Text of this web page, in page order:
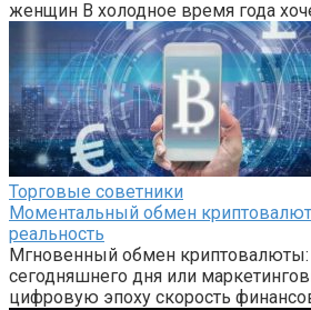
женщин В холодное время года
Торговые советники
Моментальный обмен
реальность
Мгновенный обмен криптовалюты:
сегодняшнего дня или
цифровую эпоху скорость